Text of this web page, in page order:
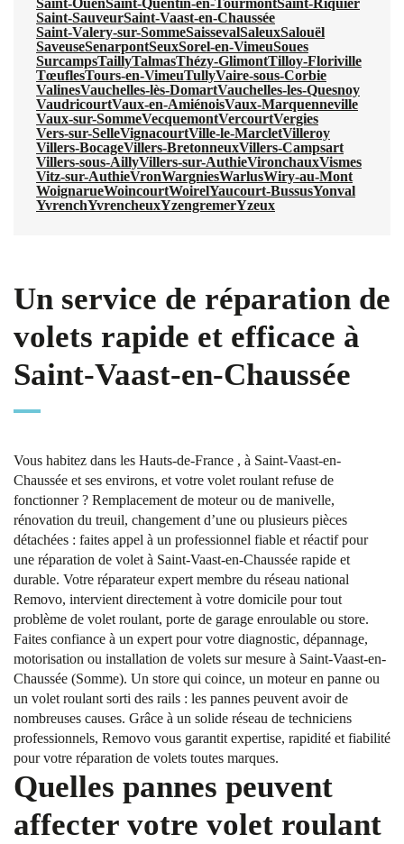
Saint-OuenSaint-Quentin-en-TourmontSaint-Riquier
Saint-SauveurSaint-Vaast-en-Chaussée
Saint-Valery-sur-SommeSaissevalSaleuxSalouël
SaveuseSenarpontSeuxSorel-en-VimeuSoues
SurcampsTaillyTalmasThézy-GlimontTilloy-Floriville
TœuflesTours-en-VimeuTullyVaire-sous-Corbie
ValinesVauchelles-lès-DomartVauchelles-les-Quesnoy
VaudricourtVaux-en-AmiénoisVaux-Marquenneville
Vaux-sur-SommeVecquemontVercourtVergies
Vers-sur-SelleVignacourtVille-le-MarcletVilleroy
Villers-BocageVillers-BretonneuxVillers-Campsart
Villers-sous-AillyVillers-sur-AuthieVironchauxVismes
Vitz-sur-AuthieVronWargniesWarlusWiry-au-Mont
WoignarueWoincourtWoirelYaucourt-BussusYonval
YvrenchYvrencheuxYzengremerYzeux
Un service de réparation de
volets rapide et efficace à
Saint-Vaast-en-Chaussée
Vous habitez dans les Hauts-de-France , à Saint-Vaast-en-
Chaussée et ses environs, et votre volet roulant refuse de
fonctionner ? Remplacement de moteur ou de manivelle,
rénovation du treuil, changement d’une ou plusieurs pièces
détachées : faites appel à un professionnel fiable et réactif pour
une réparation de volet à Saint-Vaast-en-Chaussée rapide et
durable. Votre réparateur expert membre du réseau national
Removo, intervient directement à votre domicile pour tout
problème de volet roulant, porte de garage enroulable ou store.
Faites confiance à un expert pour votre diagnostic, dépannage,
motorisation ou installation de volets sur mesure à Saint-Vaast-en-
Chaussée (Somme). Un store qui coince, un moteur en panne ou
un volet roulant sorti des rails : les pannes peuvent avoir de
nombreuses causes. Grâce à un solide réseau de techniciens
professionnels, Removo vous garantit expertise, rapidité et fiabilité
pour votre réparation de volets toutes marques.
Quelles pannes peuvent
affecter votre volet roulant